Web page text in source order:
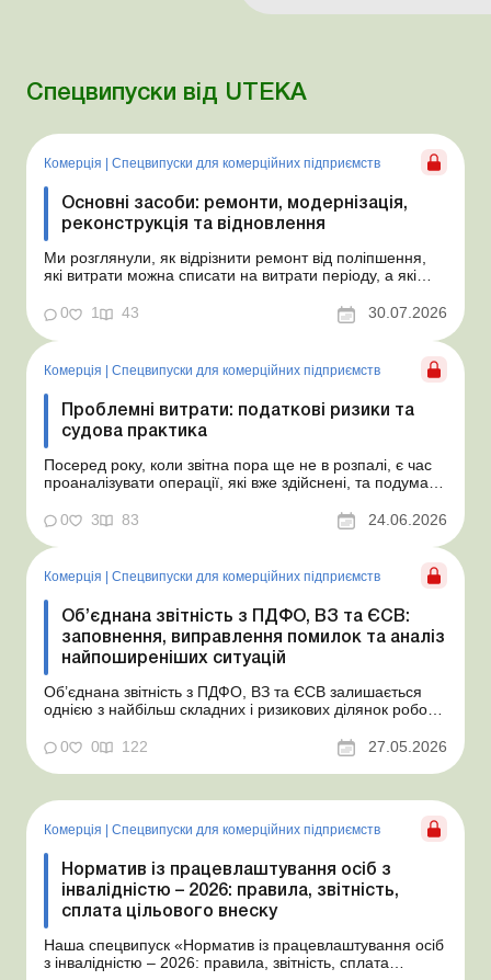
Спецвипуски від UTEKA
Комерція Спецвипуски для комерційних підприємств
Основні засоби: ремонти, модернізація,
реконструкція та відновлення
Ми розглянули, як відрізнити ремонт від поліпшення,
які витрати можна списати на витрати періоду, а які
документи та як діяти в окремих практичних ситуаціях –
від техобслуговування автомобіля до модернізації
будівлі чи ремонту орендованого майна. Н...
0 1 43 30.07.2026
Комерція | Спецвипуски для комерційних підприємств
Проблемні витрати: податкові ризики та
судова практика
Посеред року, коли звітна пора ще не в розпалі, є час
проаналізувати операції, які вже здійснені, та подумати
витрат відкладаються, а ситуації загострюються під час
попередити керівництво і колег пр...
0 3 83 24.06.2026
Комерція | Спецвипуски для комерційних підприємств
Об’єднана звітність з ПДФО, ВЗ та ЄСВ:
заповнення, виправлення помилок та аналіз
найпоширеніших ситуацій
Об’єднана звітність з ПДФО, ВЗ та ЄСВ залишається
однією з найбільш складних і ризикових ділянок роботи
додатків, особливості відображення окремих виплат, а
також підвищена увага контролюючих органів – усе це
вимагає актуалізації зн...
0 0 122 27.05.2026
Комерція Спецвипуски для комерційних підприємств
Норматив із працевлаштування осіб з
інвалідністю – 2026: правила, звітність,
сплата цільового внеску
Наша спецвипуск «Норматив із працевлаштування осіб
з інвалідністю – 2026: правила, звітність, сплата